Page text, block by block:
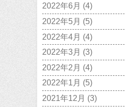
2022年6月 (4)
2022年5月 (5)
2022年4月 (4)
2022年3月 (3)
2022年2月 (4)
2022年1月 (5)
2021年12月 (3)